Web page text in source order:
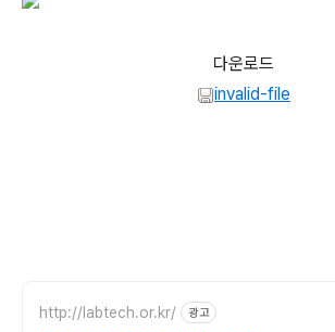
다운로드
invalid-file
http://labtech.or.kr/ 광고